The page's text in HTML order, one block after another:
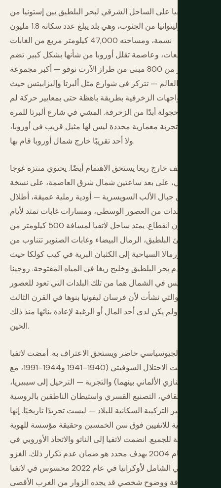
تقع لاتفيا على الساحل الشرقي لبحر البلطيق بين إستونيا من
الشمال وليتوانيا من الجنوب، وهي بلد يبلغ عدد سكانه 1.8 مليون
نسمة، ومساحته 47,000 كيلومتر مربع من الغابات
والمستنقعات، وعاصمة تقلل أوروبا من شأنها بشكل كبير. تضم
ريغا أكثر من 800 مبنى من طراز الآرت نوفو — أكبر مجموعة
في العالم — تتركز في شوارع مثل ألبرتا وإليزابيتس حيث
تتراكم الواجهات الزخرفية بطريقة باهظة حتى بمعايير حركة لم
تكن خجولة أبدًا من الزخرفة. المشي في شارع ألبرتا للمرة
الأولى هو تجربة معمارية محددة ليس لها مثيل قريب في أوروبا،
ولا أحد تقريبًا خارج شمال أوروبا قام بها.
الريف خارج ريغا يستحق الاهتمام أيضًا. يحتوي منتزه غوجا
الوطني، على بعد ساعتين شمال شرق العاصمة، على نسخة
لاتفيا من جبال الألب السويسرية — أودية رملية عميقة، أطلال
قلاع، بلدات من العصور الوسطى، ومسارات غابات تمتد لأيام
دون انقطاع. يمتد ساحل لاتفيا لمسافة 500 كيلومتر من
شواطئ البلطيق، الرمال البيضاء وغابات الصنوبر تتناوب من
مدن يورمالا السياحية إلى الكثبان البرية في كيب كولكا حيث
يصطدم بحر البلطيق وخليج ريغا في المياه المفتوحة. روجينا
وسيسيس في الشمال هما من تلك البلدات التي تعود للعصور
الوسطى والتي نشأت لأن فرسان ليفونيا بنوها في القرن الثالث
عشر ولم يكن لدى أحد المال أو الرغبة لإعادة بنائها منذ ذلك
الحين.
السياق الجيوسياسي حاضر ويستحق الاعتراف به. أمضت لاتفيا
51 عامًا تحت الاحتلال السوفيتي (1940–1941 و1944–1991، مع
الاحتلال النازي الألماني بينهما) والتجربة — الترحيل إلى سيبيريا،
القمع الثقافي، التصنيع القسري واستيطان الناطقين بالروسية
الذي غير التركيبة السكانية للبلاد — ليست تجريدًا تاريخيًا. إنها
ذكرى حية للاتفيين فوق سن الخمسين وحقيقة مؤسسة للهوية
الوطنية للجميع. انضمت لاتفيا إلى الناتو والاتحاد الأوروبي في
عام 2004 بهدف محدد هو ضمان عدم تكرار ذلك. الغزو
الروسي الشامل لأوكرانيا في عام 2022 محسوس في لاتفيا
بكثافة ووضوح شخصي قد يجده الزوار من الغرب الأقصى